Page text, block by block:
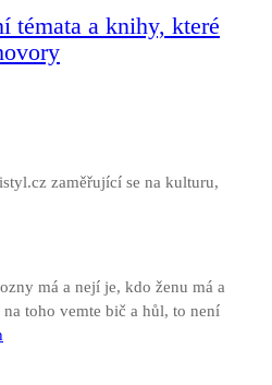
témata a knihy, které
zaměřující se na kulturu,
má a nejí je, kdo ženu má a
toho vemte bič a hůl, to není